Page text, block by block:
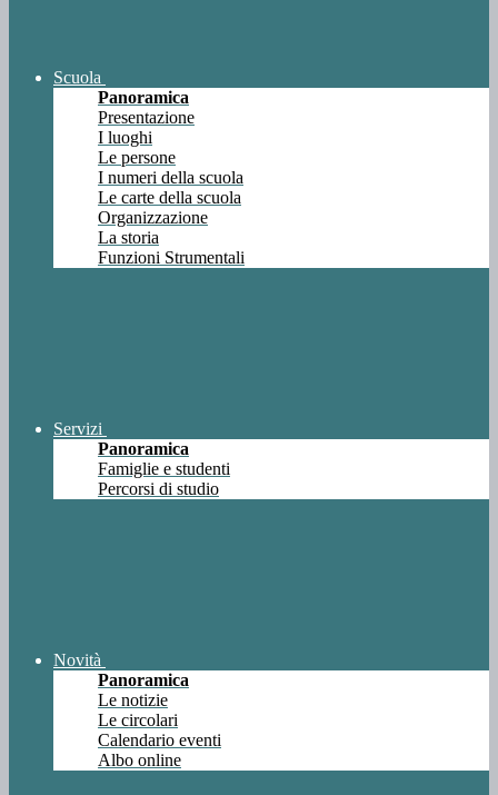
Scuola
Panoramica
Presentazione
I luoghi
Le persone
I numeri della scuola
Le carte della scuola
Organizzazione
La storia
Funzioni Strumentali
Servizi
Panoramica
Famiglie e studenti
Percorsi di studio
Novità
Panoramica
Le notizie
Le circolari
Calendario eventi
Albo online